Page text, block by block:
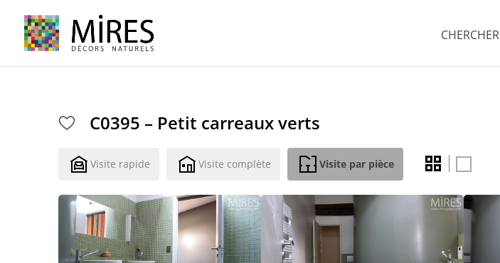
CHERCHER
C0395 – Petit carreaux verts
Visite rapide Visite complète Visite par pièce